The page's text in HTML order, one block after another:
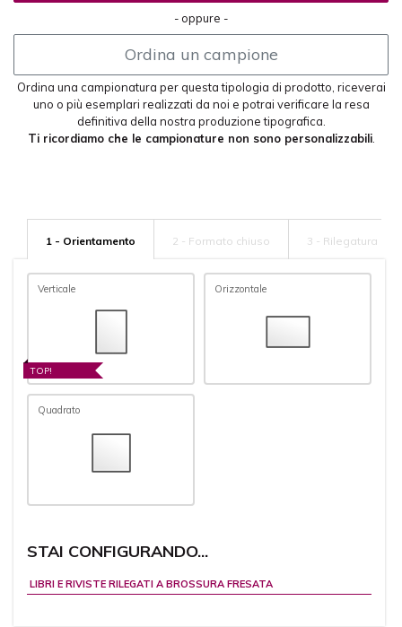
- oppure -
Ordina un campione
Ordina una campionatura per questa tipologia di prodotto, riceverai
uno o più esemplari realizzati da noi e potrai verificare la resa
definitiva della nostra produzione tipografica.
Ti ricordiamo che le campionature non sono personalizzabili.
1 - Orientamento 2 - Formato chiuso 3 - Rilegatura
Verticale
TOP!
Orizzontale
Quadrato
STAI CONFIGURANDO...
LIBRI E RIVISTE RILEGATI A BROSSURA FRESATA